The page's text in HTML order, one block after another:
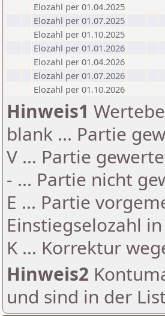
Elozahl per 01.04.2025
Elozahl per 01.07.2025
Elozahl per 01.10.2025
Elozahl per 01.01.2026
Elozahl per 01.04.2026
Elozahl per 01.07.2026
Elozahl per 01.10.2026
Hinweis1
blank ... Partie
V ... Partie
- ... Partie nicht
E ... Partie
Einstiegselozahl
K ... Korrektur
Hinweis2
und sind in der